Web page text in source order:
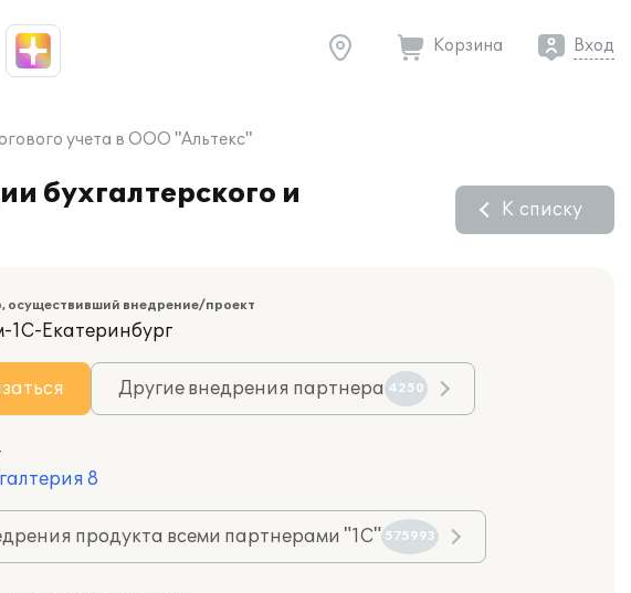
Корзина Вход
учета в ООО "Альтекс"
бухгалтерского и
К списку
осуществивший внедрение/проект
1С-Екатеринбург
Другие внедрения партнера 4250
8
продукта всеми партнерами "1С" 575993